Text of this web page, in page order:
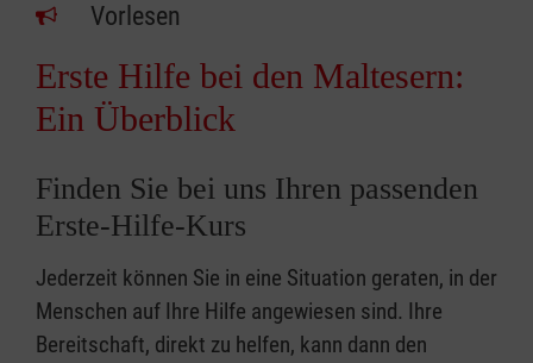
Vorlesen
Erste Hilfe bei den Maltesern:
Ein Überblick
Finden Sie bei uns Ihren passenden
Erste-Hilfe-Kurs
Jederzeit können Sie in eine Situation geraten, in der
Menschen auf Ihre Hilfe angewiesen sind. Ihre
Bereitschaft, direkt zu helfen, kann dann den